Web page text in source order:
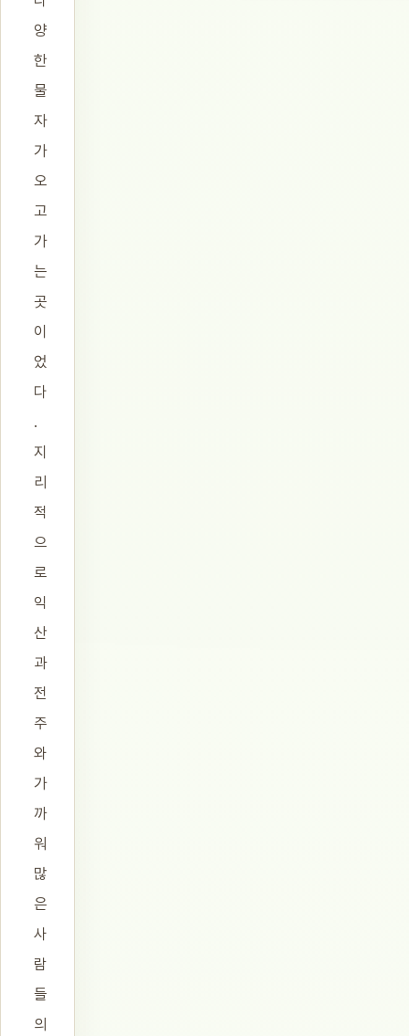
양
한
물
자
가
오
고
가
는
곳
이
었
다
.
지
리
적
으
로
익
산
과
전
주
와
가
까
워
많
은
사
람
들
의